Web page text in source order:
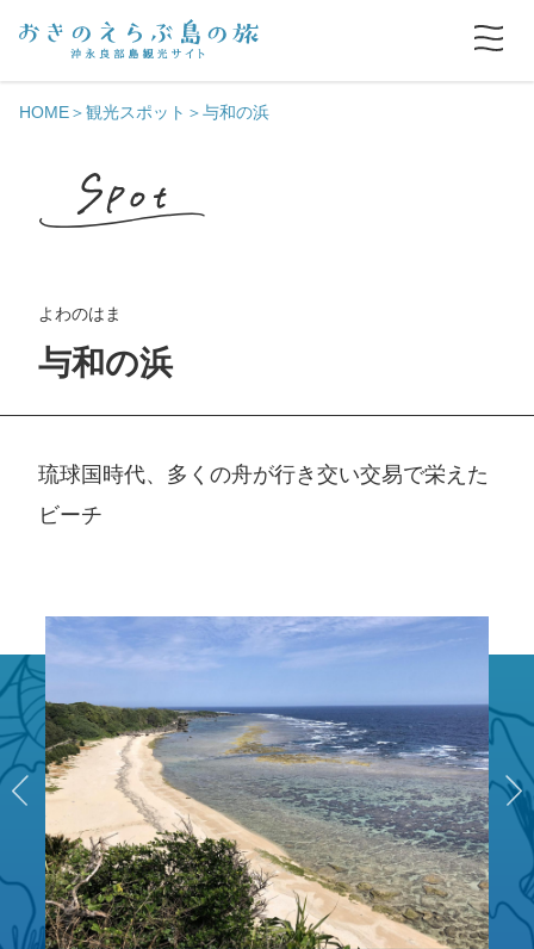
HOME 観光スポット 与和の浜
よわのはま
与和の浜
琉球国時代、多くの舟が行き交い交易で栄えた
ビーチ